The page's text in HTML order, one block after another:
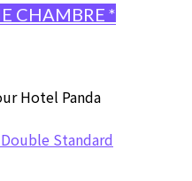
CHAMBRE *
Hotel Panda